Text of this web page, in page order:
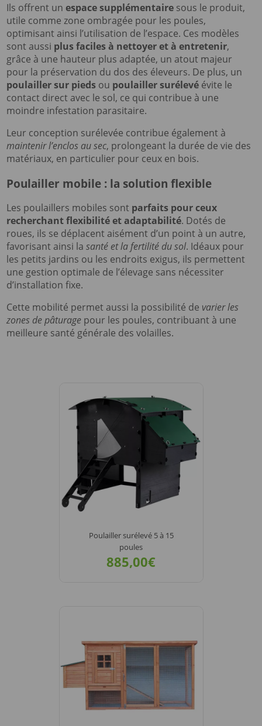
Ils offrent unespace supplémentaire sous le produit,
utile comme zone ombragée pour les poules,
optimisant ainsi l’utilisation de l’espace. Ces modèles
sont aussi plus faciles à nettoyer et à entretenir,
grâce à une hauteur plus adaptée, un atout majeur
pour la préservation du dos des éleveurs. De plus, un
poulailler sur pieds ou poulailler surélevé évite le
contact direct avec le sol, ce qui contribue à une
moindre infestation parasitaire.
Leur conception surélevée contribue également à
maintenir l’enclos au sec, prolongeant la durée de vie des
matériaux, en particulier pour ceux en bois.
Poulailler mobile : la solution flexible
Les poulaillers mobiles sont parfaits pour ceux
recherchant flexibilité et adaptabilité. Dotés de
roues, ils se déplacent aisément d’un point à un autre,
favorisant ainsi lasanté et la fertilité du sol. Idéaux pour
les petits jardins ou les endroits exigus, ils permettent
une gestion optimale de l’élevage sans nécessiter
d’installation fixe.
Cette mobilité permet aussi la possibilité de varier les
zones de pâturage pour les poules, contribuant à une
meilleure santé générale des volailles.
Poulailler surélevé 5 à 15
poules
885,00€